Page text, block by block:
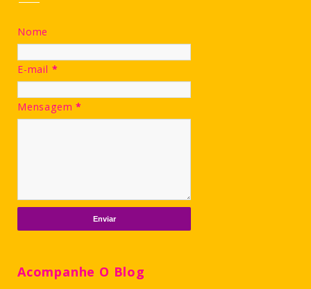
Nome
E-mail *
Mensagem*
Acompanhe O Blog